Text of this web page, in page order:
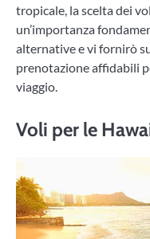
tropicale, la scelta dei
un’importanza
alternative e vi fornirò
prenotazione affidabili
viaggio.
Voli per le